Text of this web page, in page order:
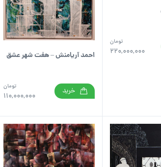
220,000,000
تومان
احمد آریامنش – هفت شهر عشق
110,000,000
تومان خرید